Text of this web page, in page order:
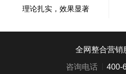
理论扎实，效果显著
全网整合营销
咨询电话
400-